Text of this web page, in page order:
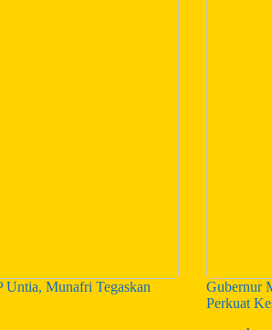
Munafri Tegaskan
Gubernur
Perkuat